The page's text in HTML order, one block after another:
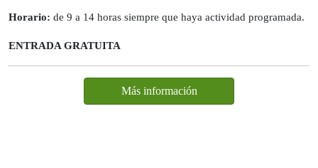
Horario: de 9 a 14 horas siempre que haya actividad programada.
ENTRADA GRATUITA
Más información